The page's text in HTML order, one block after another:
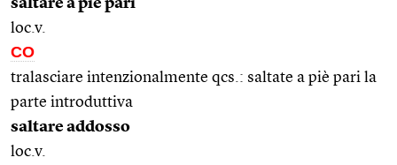
loc.v.
CO
tralasciare intenzionalmente qcs.: saltate a piè pari la
parte introduttiva
saltare addosso
loc.v.